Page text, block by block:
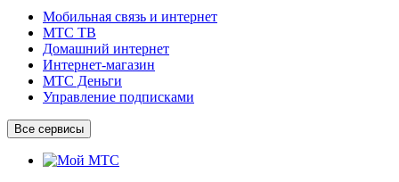
Мобильная связь и интернет
МТС ТВ
Домашний интернет
Интернет-магазин
МТС Деньги
Управление подписками
Все сервисы